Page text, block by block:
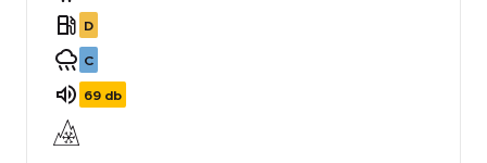
D
C
69 db